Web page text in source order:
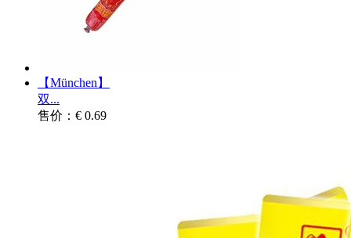
【München】
双...
售价：€ 0.69